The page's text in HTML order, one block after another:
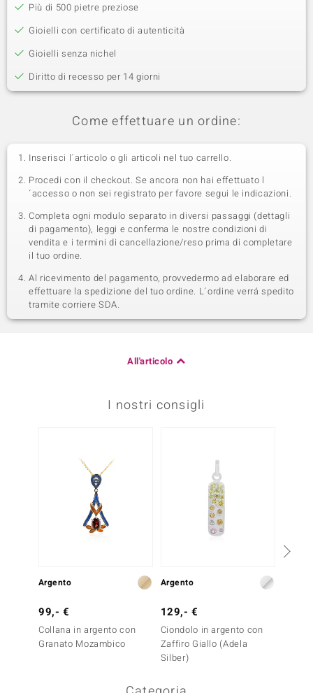
Più di 500 pietre preziose
Gioielli con certificato di autenticità
Gioielli senza nichel
Diritto di recesso per 14 giorni
Come effettuare un ordine:
Inserisci l´articolo o gli articoli nel tuo carrello.
Procedi con il checkout. Se ancora non hai effettuato l
´accesso o non sei registrato per favore segui le indicazioni.
Completa ogni modulo separato in diversi passaggi (dettagli
di pagamento), leggi e conferma le nostre condizioni di
vendita e i termini di cancellazione/reso prima di completare
il tuo ordine.
Al ricevimento del pagamento, provvedermo ad elaborare ed
effettuare la spedizione del tuo ordine. L´ordine verrá spedito
tramite corriere SDA.
All'articolo
I nostri consigli
Argento
99,- €
Collana in argento con
Granato Mozambico
Argento
129,- €
Ciondolo in argento con
Zaffiro Giallo (Adela
Silber)